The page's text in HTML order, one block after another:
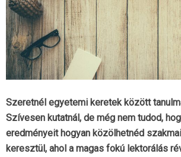
Szeretnél egyetemi keretek között
Szívesen kutatnál, de még nem tudod,
eredményeit hogyan közölhetnéd
keresztül, ahol a magas fokú lektorálás